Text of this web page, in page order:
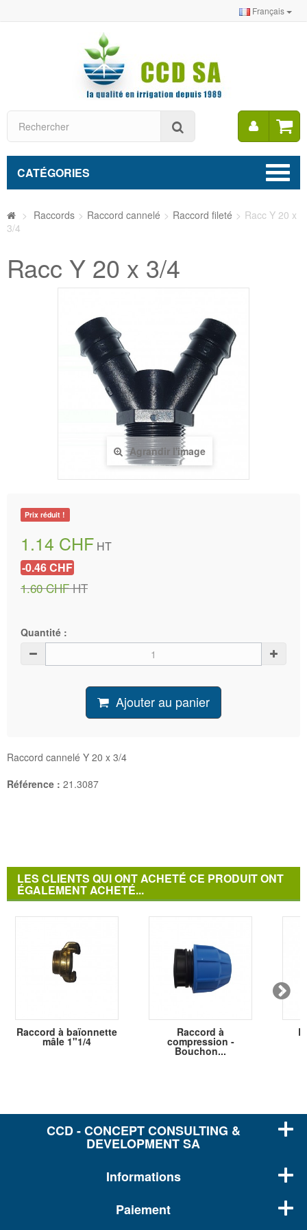
Français
Mon
CATÉGORIES
> Raccords > Raccord cannelé > Raccord fileté > Racc Y 20 x
3/4
Racc Y 20 x 3/4
Agrandir l'image
Prix réduit !
1.14 CHF HT
-0.46 CHF
1.60 CHFHT
Quantité :
Ajouter au panier
Raccord cannelé Y 20 x 3/4
Référence : 21.3087
LES CLIENTS QUI ONT ACHETÉ CE PRODUIT ONT
ÉGALEMENT ACHETÉ...
Raccord à baïonnette
mâle 1"1/4
Raccord à
compression -
Bouchon...
CCD - CONCEPT CONSULTING &
DEVELOPMENT SA
Informations
Paiement